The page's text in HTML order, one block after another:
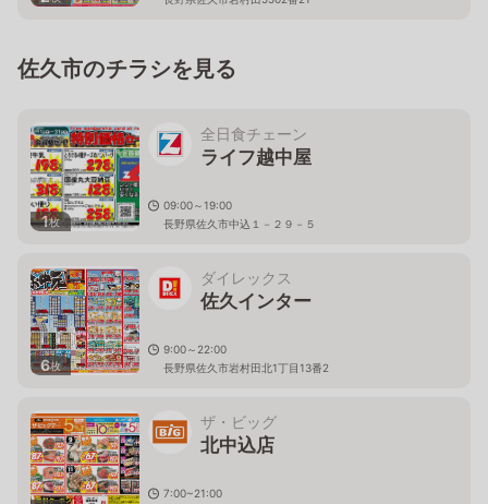
佐久市のチラシを見る
1枚
全日食チェーン
ライフ越中屋
09:00～19:00
長野県佐久市中込１－２９－５
6枚
ダイレックス
佐久インター
9:00～22:00
長野県佐久市岩村田北1丁目13番2
ザ・ビッグ
北中込店
7:00~21:00